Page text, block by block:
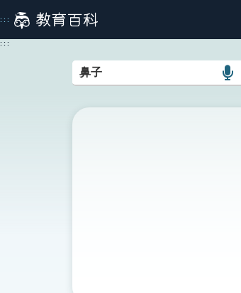
到
主
:::
:::
語
搜